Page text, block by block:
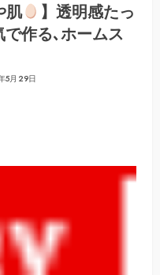
肌
】透明感たっ
作る､ホームス
5月29日